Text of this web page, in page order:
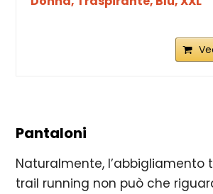
Pantaloni
Naturalmente, l’abbigliamento
trail running non può che